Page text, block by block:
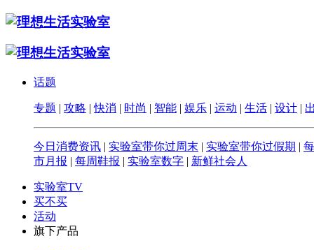
话题
专题 | 攻略 | 快消 | 时尚 | 智能 | 娱乐 | 运动 | 生活 | 设计 |
今日消费资讯 | 实验室带你过周末 | 实验室带你过假期 |
市月报 | 每周鞋报 | 实验室数字 | 新鲜社会人
实验室TV
买不买
活动
旗下产品